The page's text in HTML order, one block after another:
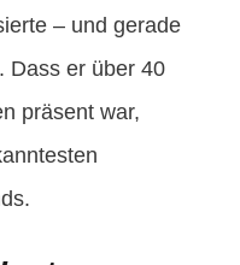
– und gerade
Dass er über 40
präsent war,